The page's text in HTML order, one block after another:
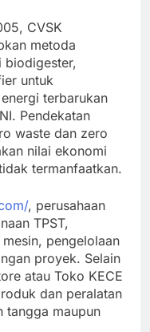
CVSK
metoda
biodigester,
untuk
terbarukan
Pendekatan
waste dan zero
nilai ekonomi
termanfaatkan.
, perusahaan
TPST,
pengelolaan
proyek. Selain
atau Toko KECE
dan peralatan
tangga maupun